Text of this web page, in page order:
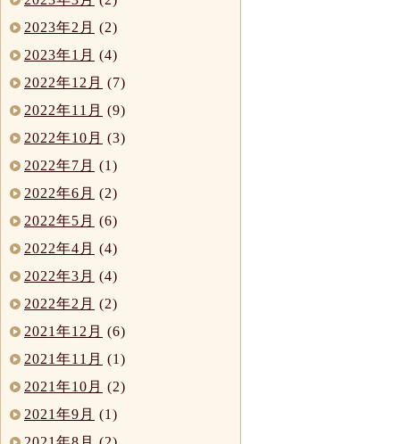
2023年2月 (2)
2023年1月 (4)
2022年12月 (7)
2022年11月 (9)
2022年10月 (3)
2022年7月 (1)
2022年6月 (2)
2022年5月 (6)
2022年4月 (4)
2022年3月 (4)
2022年2月 (2)
2021年12月 (6)
2021年11月 (1)
2021年10月 (2)
2021年9月 (1)